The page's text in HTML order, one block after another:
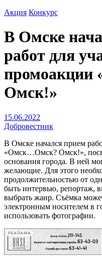
Акция Конкурс
В Омске
работ для
Омск!»
15.06.2022
Добровестник
В Омске начался прием
«Омск…Омск? Омск!»,
основания города. В ней
желающие. Для этого
продолжительностью от
быть интервью, репортаж,
выбрать жанр. Съёмка
электронным носителем в
использовать фотографии.
РЕКЛАМА